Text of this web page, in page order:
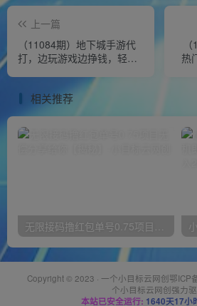
上一篇
（11084期）地下城手游代
打，边玩游戏边挣钱，轻松
热
相关推荐
无限接码撸红包单号0.75项目无偿分享给你【揭秘】
Copyright © 2023 · 一个小目标云网创鄂ICP
个小目标云网创强力
本站已安全运行: 1640天17小